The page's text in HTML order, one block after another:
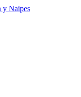
y Naipes